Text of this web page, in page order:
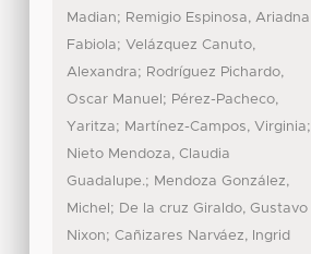
Madian; Remigio Espinosa, Ariadna
Fabiola; Velázquez Canuto,
Alexandra; Rodríguez Pichardo,
Oscar Manuel ; Pérez-Pacheco,
Yaritza; Martínez-Campos, Virginia;
Nieto Mendoza, Claudia
Guadalupe.; Mendoza González,
Michel ; De la cruz Giraldo, Gustavo
Nixon; Cañizares Narváez, Ingrid